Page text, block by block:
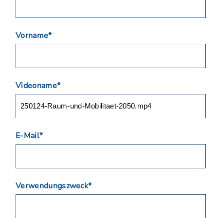
Vorname*
Videoname*
E-Mail*
Verwendungszweck*